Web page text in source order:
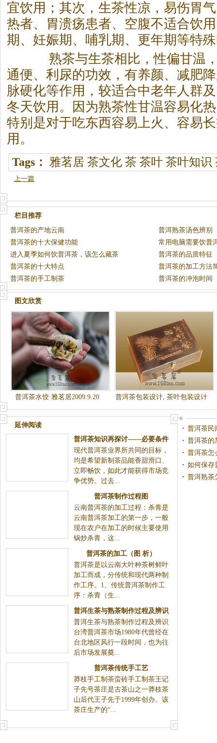
宜饮用；其次，生茶性凉，易伤胃
热者、胃溃疡患者、空腹不适合饮
期、妊娠期、哺乳期、更年期等特
熟茶与生茶相比，性偏甘温，
通便、利尿的功效，有养颜、减肥
脉硬化等作用，较适合中老年人群
冬天饮用。因为熟茶性甘温容易化
特别是对于吃东西容易上火、容易
用。
Tags： 雅茗居 茶文化 茶 茶叶 茶叶知识
上一篇
栏目推荐
普洱茶的产地云南
普洱熟茶汤色辨别
普洱茶的十大保健功能
常用电脑需要饮普
进入夏季如何饮普洱茶，该怎么藏茶
普洱茶的品质特征
普洱茶的十大特点
普洱茶的加工方法
普洱茶的手工制茶
普洱茶的冲泡时间
图文欣赏
普洱茶水饺·雅茗居2009.9.20
普洱茶包装设计, 茶叶包装设计
欣赏
延伸阅读
普洱茶知识再探讨——必要条件
现代普洱茶业界所共同的目标，
均是希望新制茶品能香甜滑口、
立即畅饮，如此才能获得市场竞
争优势。过去...
普洱茶制作过程图
云南普洱茶的加工过程：杀青是
云南普洱茶加工的第一步，一般
现在农户在加工的时候主要使用
锅炒杀青，这...
普洱茶的加工（图 析）
普洱茶是以云南大叶种茶树鲜叶
加工而成，分传统和现代两种制
作工序。1、传统普洱茶制作工
序：杀青（生...
普洱生茶与熟茶制作过程及辨识
普洱生茶与熟茶制作过程及辨识
台湾普洱茶市场1980年代曾经在
台北地区风行一段时间，也为往
后市场发展奠...
普洱茶传统手工艺
莽枝手工制茶蛮砖手工制茶王记
子先号茶庄是古茶山之一莽枝茶
山后代王子先于1999年创办。该
茶庄生产的“...
普洱茶民
普洱茶的
普洱茶怎
如何保存
普洱熟茶